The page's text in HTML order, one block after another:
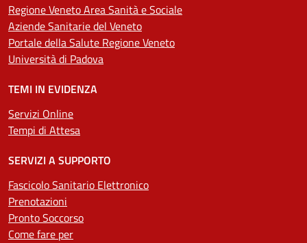
Regione Veneto Area Sanità e Sociale
Aziende Sanitarie del Veneto
Portale della Salute Regione Veneto
Università di Padova
TEMI IN EVIDENZA
Servizi Online
Tempi di Attesa
SERVIZI A SUPPORTO
Fascicolo Sanitario Elettronico
Prenotazioni
Pronto Soccorso
Come fare per